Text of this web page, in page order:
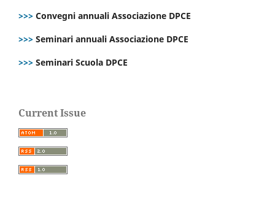
>>> Convegni annuali Associazione DPCE
>>> Seminari annuali Associazione DPCE
>>> Seminari Scuola DPCE
Current Issue